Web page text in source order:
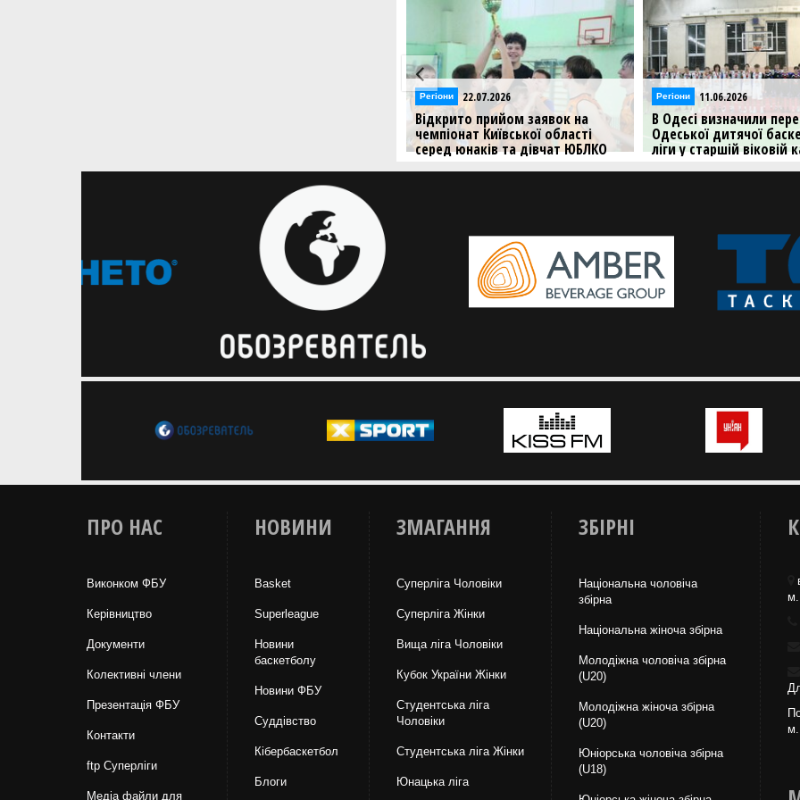
Керівництво харківського клубу
зустрілось з Ігорем Тереховим
Регіони 22.07.2026
Відкрито прийом заявок на
чемпіонат Київської області
серед юнаків та дівчат ЮБЛКО
Регіони 11.06.2026
В Одесі визначили
Одеської дитячої
ліги у старшій віковій
Медальні матчі вийшли
ПРО НАС
Виконком ФБУ
Керівництво
Документи
Колективні члени
Презентація ФБУ
Контакти
ftp Суперліги
Медіа файли для
НОВИНИ
Basket
Superleague
Новини
баскетболу
Новини ФБУ
Суддівство
Кібербаскетбол
Блоги
ЗМАГАННЯ
Суперліга Чоловіки
Суперліга Жінки
Вища лiга Чоловіки
Кубок України Жінки
Студентська ліга
Чоловiки
Студентська ліга Жінки
Юнацька ліга
ЗБІРНІ
Національна чоловіча
збірна
Національна жiноча збірна
Молодіжна чоловіча збірна
(U20)
Молодіжна жіноча збірна
(U20)
Юніорська чоловіча збірна
(U18)
м.